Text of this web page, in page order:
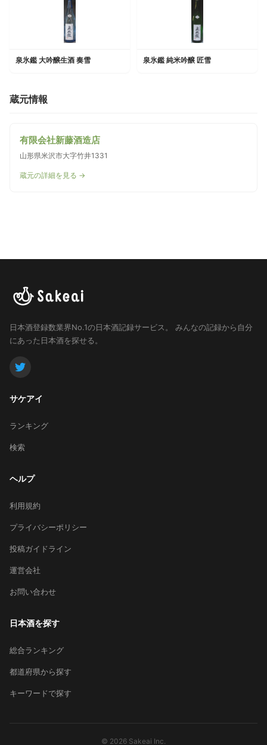
泉氷鑑 大吟醸生酒 奏雪 泉氷鑑 純米吟醸 匠雪
蔵元情報
有限会社新藤酒造店
山形県米沢市大字竹井1331
蔵元の詳細を見る →
日本酒登録数業界No.1の日本酒記録サービス。
みんなの記録から自分
にあった日本酒を探せる。
サケアイ
ランキング
検索
ヘルプ
利用規約
プライバシーポリシー
投稿ガイドライン
運営会社
お問い合わせ
日本酒を探す
総合ランキング
都道府県から探す
キーワードで探す
© 2026 Sakeai Inc.